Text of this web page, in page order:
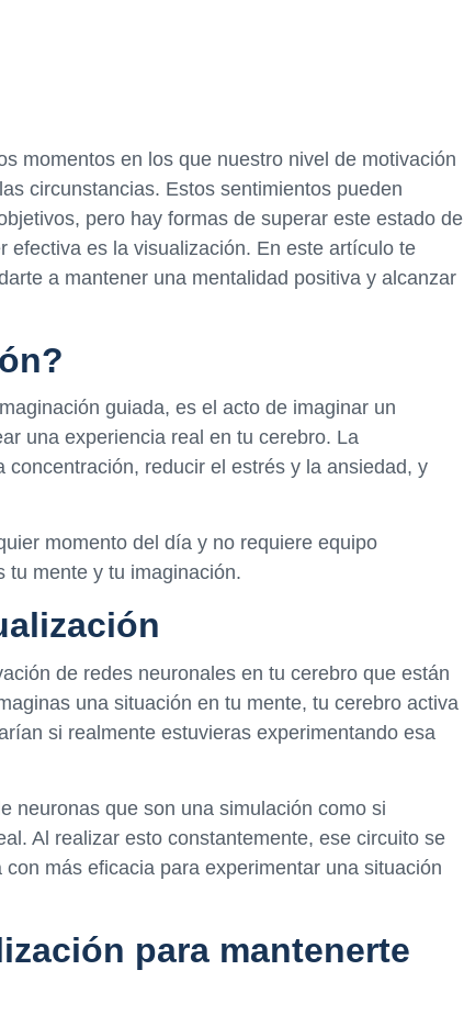
momentos en los que nuestro nivel de motivación
circunstancias. Estos sentimientos pueden
pero hay formas de superar este estado de
efectiva es la visualización. En este artículo te
a mantener una mentalidad positiva y alcanzar
guiada, es el acto de imaginar un
una experiencia real en tu cerebro. La
reducir el estrés y la ansiedad, y
momento del día y no requiere equipo
tu mente y tu imaginación.
de redes neuronales en tu cerebro que están
una situación en tu mente, tu cerebro activa
si realmente estuvieras experimentando esa
neuronas que son una simulación como si
Al realizar esto constantemente, ese circuito se
más eficacia para experimentar una situación
para mantenerte